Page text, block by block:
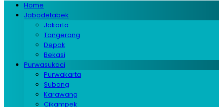
Home
Jabodetabek
Jakarta
Tangerang
Depok
Bekasi
Purwasukaci
Purwakarta
Subang
Karawang
Cikampek